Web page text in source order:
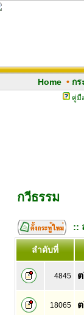
Home• ก
คู่มื
กวีธรรม
::
ลำดับที่
4845
18065